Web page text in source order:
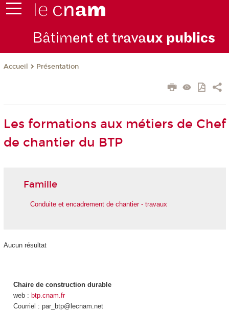
Bâtiment et travaux publics
Accueil Présentation
Les formations aux métiers de Chef
de chantier du BTP
Famille
Conduite et encadrement de chantier - travaux
Aucun résultat
Chaire de construction durable
web : btp.cnam.fr
Courriel : par_btp@lecnam.net